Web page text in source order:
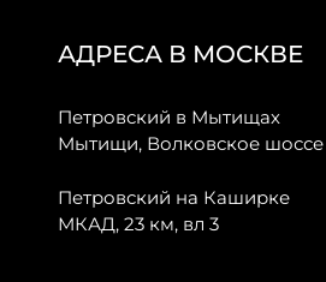
АДРЕСА В МОСКВЕ
Петровский в Мытищах
Мытищи, Волковское шоссе
Петровский на Каширке
МКАД, 23 км, вл 3